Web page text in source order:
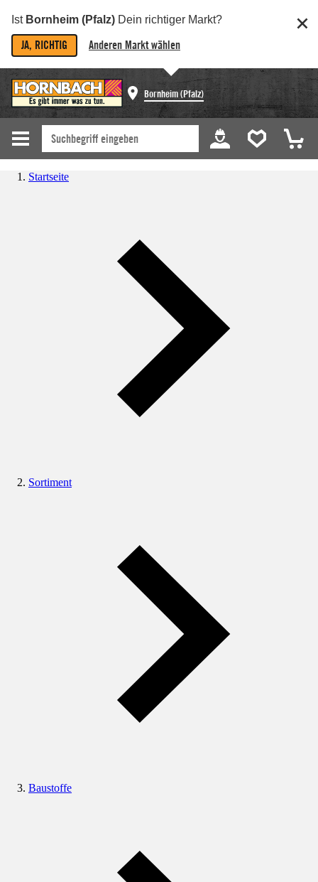
Ist Bornheim (Pfalz) Dein richtiger Markt?
JA, RICHTIG Anderen Markt wählen
Bornheim (Pfalz)
Startseite
Sortiment
Baustoffe